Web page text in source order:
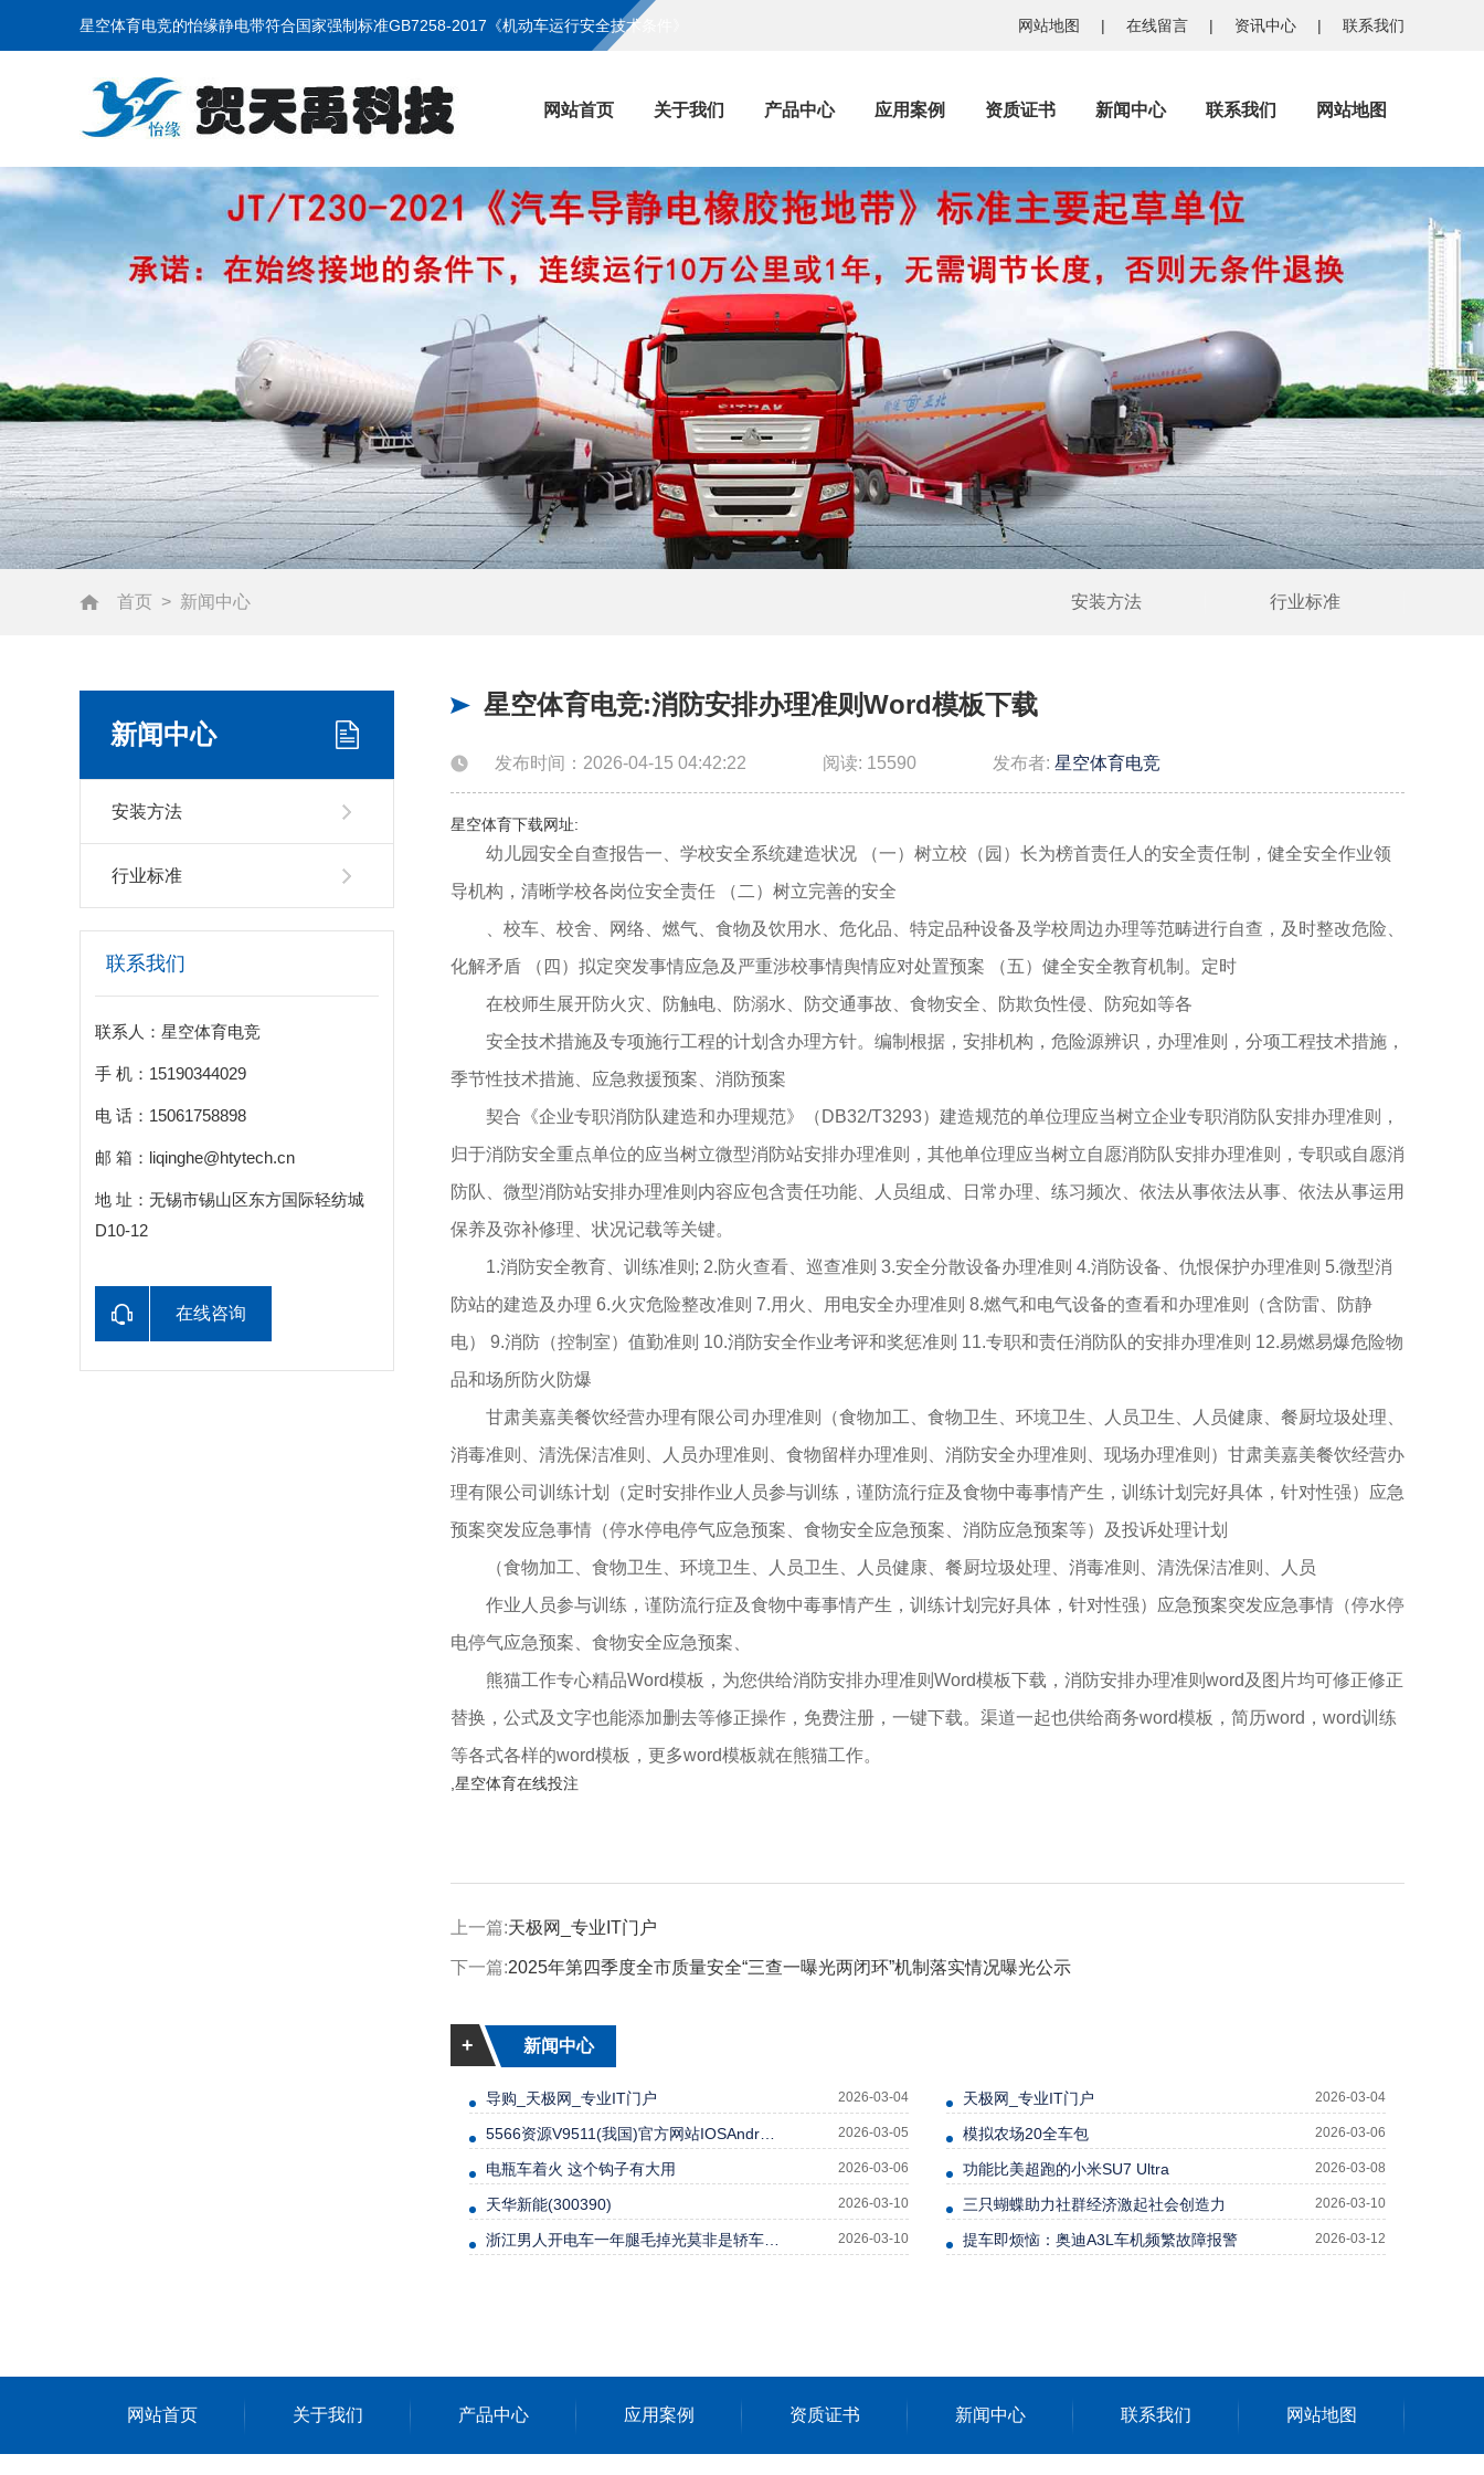
星空体育电竞的怡缘静电带符合国家强制标准GB7258-2017《机动车运行安全技术条件》 网站地图 | 在线留言 | 资讯中心 | 联系我们
网站首页 关于我们 产品中心 应用案例 资质证书 新闻中心 联系我们 网站地图
首页 > 新闻中心 安装方法 行业标准
新闻中心
安装方法
行业标准
联系我们
联系人：星空体育电竞
手 机：15190344029
电 话：15061758898
邮 箱：liqinghe@htytech.cn
地 址：无锡市锡山区东方国际轻纺城
D10-12
在线咨询
星空体育电竞:消防安排办理准则Word模板下载
发布时间：2026-04-15 04:42:22 阅读: 15590 发布者:星空体育电竞
星空体育下载网址:
幼儿园安全自查报告一、学校安全系统建造状况 （一）树立校（园）长为榜首责任人的安全责任制，健全安全作业领
导机构，清晰学校各岗位安全责任 （二）树立完善的安全
、校车、校舍、网络、燃气、食物及饮用水、危化品、特定品种设备及学校周边办理等范畴进行自查，及时整改危险、
化解矛盾 （四）拟定突发事情应急及严重涉校事情舆情应对处置预案 （五）健全安全教育机制。定时
在校师生展开防火灾、防触电、防溺水、防交通事故、食物安全、防欺负性侵、防宛如等各
安全技术措施及专项施行工程的计划含办理方针。编制根据，安排机构，危险源辨识，办理准则，分项工程技术措施，
季节性技术措施、应急救援预案、消防预案
契合《企业专职消防队建造和办理规范》（DB32/T3293）建造规范的单位理应当树立企业专职消防队安排办理准则，
归于消防安全重点单位的应当树立微型消防站安排办理准则，其他单位理应当树立自愿消防队安排办理准则，专职或自愿消
防队、微型消防站安排办理准则内容应包含责任功能、人员组成、日常办理、练习频次、依法从事依法从事、依法从事运用
保养及弥补修理、状况记载等关键。
1.消防安全教育、训练准则; 2.防火查看、巡查准则 3.安全分散设备办理准则 4.消防设备、仇恨保护办理准则 5.微型消
防站的建造及办理 6.火灾危险整改准则 7.用火、用电安全办理准则 8.燃气和电气设备的查看和办理准则（含防雷、防静
电） 9.消防（控制室）值勤准则 10.消防安全作业考评和奖惩准则 11.专职和责任消防队的安排办理准则 12.易燃易爆危险物
品和场所防火防爆
甘肃美嘉美餐饮经营办理有限公司办理准则（食物加工、食物卫生、环境卫生、人员卫生、人员健康、餐厨垃圾处理、
消毒准则、清洗保洁准则、人员办理准则、食物留样办理准则、消防安全办理准则、现场办理准则）甘肃美嘉美餐饮经营办
理有限公司训练计划（定时安排作业人员参与训练，谨防流行症及食物中毒事情产生，训练计划完好具体，针对性强）应急
预案突发应急事情（停水停电停气应急预案、食物安全应急预案、消防应急预案等）及投诉处理计划
（食物加工、食物卫生、环境卫生、人员卫生、人员健康、餐厨垃圾处理、消毒准则、清洗保洁准则、人员
作业人员参与训练，谨防流行症及食物中毒事情产生，训练计划完好具体，针对性强）应急预案突发应急事情（停水停
电停气应急预案、食物安全应急预案、
熊猫工作专心精品Word模板，为您供给消防安排办理准则Word模板下载，消防安排办理准则word及图片均可修正修正
替换，公式及文字也能添加删去等修正操作，免费注册，一键下载。渠道一起也供给商务word模板，简历word，word训练
等各式各样的word模板，更多word模板就在熊猫工作。
,星空体育在线投注
上一篇:天极网_专业IT门户
下一篇:2025年第四季度全市质量安全“三查一曝光两闭环”机制落实情况曝光公示
+ 新闻中心
导购_天极网_专业IT门户 2026-03-04 天极网_专业IT门户 2026-03-04
2026-03-05 模拟农场20全车包 2026-03-06
电瓶车着火 这个钩子有大用 2026-03-06 功能比美超跑的小米SU7 Ultra 2026-03-08
天华新能(300390) 2026-03-10 三只蝴蝶助力社群经济激起社会创造力 2026-03-10
2026-03-10 提车即烦恼：奥迪A3L车机频繁故障报警 2026-03-12
网站首页 关于我们 产品中心 应用案例 资质证书 新闻中心 联系我们 网站地图